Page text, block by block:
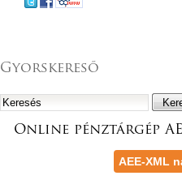
Gyorskereső
Online pénztárgép